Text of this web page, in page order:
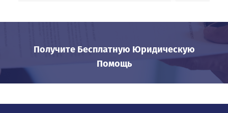
Получите Бесплатную Юридическую
Помощь